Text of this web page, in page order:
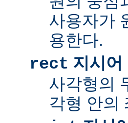
사용자가
용한다.
rect 지시어
사각형의
각형 안의